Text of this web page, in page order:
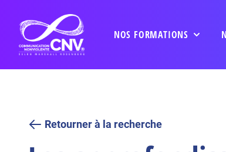
NOS FORMATIONS
Retourner à la recherche